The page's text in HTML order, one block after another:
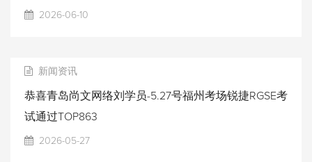
2026-06-10
新闻资讯
恭喜青岛尚文网络刘学员-5.27号福州考场锐捷RGSE考
试通过TOP863
2026-05-27